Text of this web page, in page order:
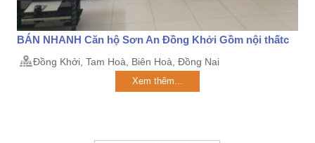
BÁN NHANH Căn hộ Sơn An Đồng Khởi Gồm nội thấtc
Đồng Khởi, Tam Hoà, Biên Hoà, Đồng Nai
Xem thêm...